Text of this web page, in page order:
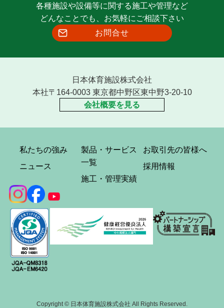
各種施設や設備等に関する施工や管理など
どんなことでも、お気軽にご相談下さい
お問合せ
日本体育施設株式会社
本社〒164-0003 東京都中野区東中野3-20-10
会社概要を見る
私たちの強み
ニュース
製品・サービス
一覧
施工・管理実績
お取引先の皆様へ
採用情報
Copyright © 日本体育施設株式会社 All Rights Reserved.